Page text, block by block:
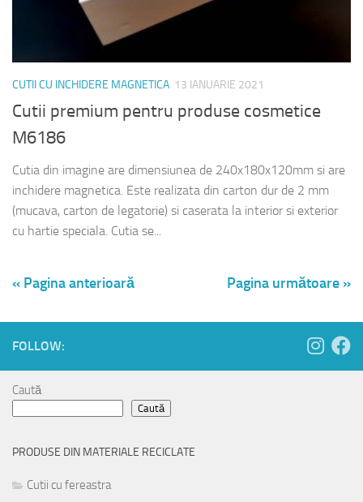
CUTII CU INCHIDERE MAGNETICA 13 IANUARIE 2021
Cutii premium pentru produse cosmetice
M6186
Cutia din imagine are dimensiunea de 240x180x120mm si are
inchidere magnetica. Este realizata din carton dur de 2 mm
(mucava, carton de legatorie) si caserata la interior si exterior
cu hartie speciala. Cutia se...
« Pagina anterioară Pagina următoare »
FOLLOW:
Caută
Caută
PRODUSE DIN MATERIALE RECICLATE
Cutii cu fereastra